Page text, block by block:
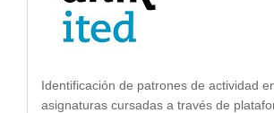
Identificación de patrones de actividad
asignaturas cursadas a través de